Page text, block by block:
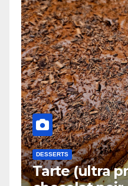
DESSERTS
Tarte (ultra